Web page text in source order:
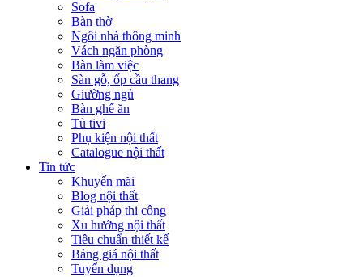
Sofa
Bàn thờ
Ngôi nhà thông minh
Vách ngăn phòng
Bàn làm việc
Sàn gỗ, ốp cầu thang
Giường ngủ
Bàn ghế ăn
Tủ tivi
Phụ kiện nội thất
Catalogue nội thất
Tin tức
Khuyến mãi
Blog nội thất
Giải pháp thi công
Xu hướng nội thất
Tiêu chuẩn thiết kế
Bảng giá nội thất
Tuyển dụng